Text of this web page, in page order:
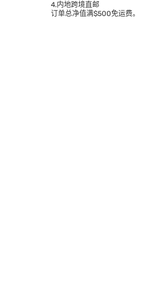
4.内地跨境直邮
订单总净值满$500免运费。